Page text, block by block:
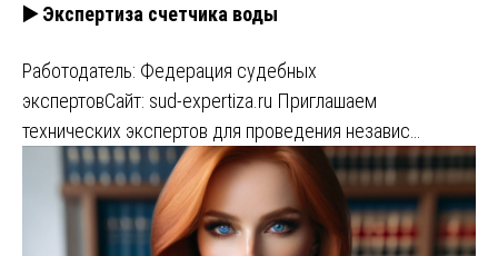
▶️ Экспертиза счетчика воды
Работодатель: Федерация судебных
экспертовСайт: sud-expertiza.ru Приглашаем
технических экспертов для проведения независ…